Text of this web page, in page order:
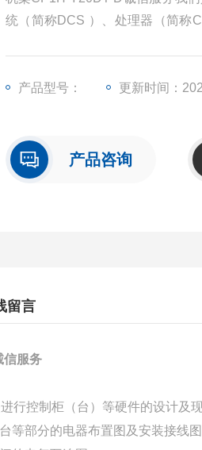
统（简称DCS ）、处理器（简称
产品型号： 更新时间：
产品咨询
留言
信服务
行控制柜（台）等硬件的设计及
等部分的电器布置图及安装接线